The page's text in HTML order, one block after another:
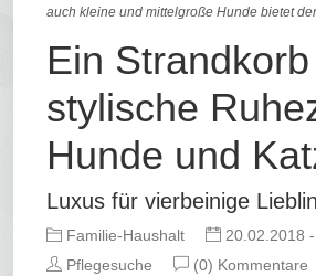
auch kleine und mittelgroße Hunde bietet
Ein
stylische
Hunde und
Luxus für vierbeinige
Familie-Haushalt
20.02.2018
Pflegesuche
(0) Kommentare